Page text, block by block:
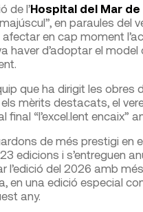
de l’Hospital del Mar de
en paraules del
en cap moment
haver d’adoptar el
que ha dirigit les obres
els mèrits destacats, el
“l’excel.lent encaix”
de més prestigi en
edicions i s’entreguen
l’edició del 2026 amb
en una edició especial
any.